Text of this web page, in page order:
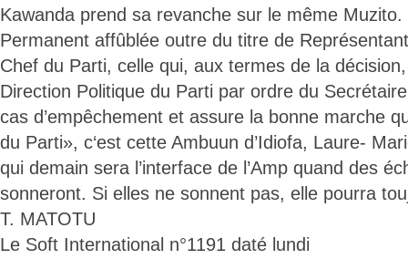
Kawanda prend sa revanche sur le même
Permanent affûblée outre du titre de
Chef du Parti, celle qui, aux termes de la
Direction Politique du Parti par ordre du
cas d’empêchement et assure la bonne marche
du Parti», c‘est cette Ambuun d’Idiofa, Laure-
qui demain sera l’interface de l’Amp quand des
sonneront. Si elles ne sonnent pas, elle pourra
T. MATOTU
Le Soft International n°1191 daté lundi